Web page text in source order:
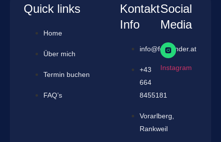
Quick links
Home
Über mich
Termin buchen
FAQ’s
Kontakt
Info
info@fotokinder.at
+43
664
8455181
Vorarlberg,
Rankweil
Social
Media
Instagram